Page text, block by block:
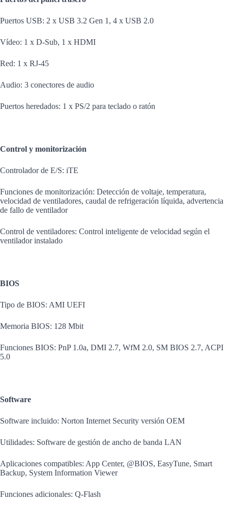
Puertos USB: 2 x USB 3.2 Gen 1, 4 x USB 2.0
Vídeo: 1 x D-Sub, 1 x HDMI
Red: 1 x RJ-45
Audio: 3 conectores de audio
Puertos heredados: 1 x PS/2 para teclado o ratón
Control y monitorización
Controlador de E/S: iTE
Funciones de monitorización: Detección de voltaje, temperatura,
velocidad de ventiladores, caudal de refrigeración líquida, advertencia
de fallo de ventilador
Control de ventiladores: Control inteligente de velocidad según el
ventilador instalado
BIOS
Tipo de BIOS: AMI UEFI
Memoria BIOS: 128 Mbit
Funciones BIOS: PnP 1.0a, DMI 2.7, WfM 2.0, SM BIOS 2.7, ACPI
5.0
Software
Software incluido: Norton Internet Security versión OEM
Utilidades: Software de gestión de ancho de banda LAN
Aplicaciones compatibles: App Center, @BIOS, EasyTune, Smart
Backup, System Information Viewer
Funciones adicionales: Q-Flash